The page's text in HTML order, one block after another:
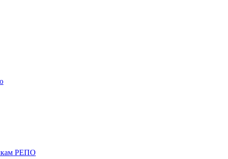
РЕПО